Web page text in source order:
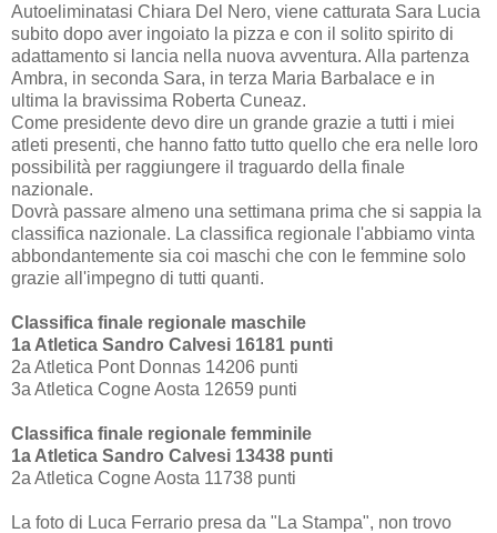
Autoeliminatasi Chiara Del Nero, viene catturata Sara Lucia
subito dopo aver ingoiato la pizza e con il solito spirito di
adattamento si lancia nella nuova avventura. Alla partenza
Ambra, in seconda Sara, in terza Maria Barbalace e in
ultima la bravissima Roberta Cuneaz.
Come presidente devo dire un grande grazie a tutti i miei
atleti presenti, che hanno fatto tutto quello che era nelle loro
possibilità per raggiungere il traguardo della finale
nazionale.
Dovrà passare almeno una settimana prima che si sappia la
classifica nazionale. La classifica regionale l'abbiamo vinta
abbondantemente sia coi maschi che con le femmine solo
grazie all'impegno di tutti quanti.
Classifica finale regionale maschile
1a Atletica Sandro Calvesi 16181 punti
2a Atletica Pont Donnas 14206 punti
3a Atletica Cogne Aosta 12659 punti
Classifica finale regionale femminile
1a Atletica Sandro Calvesi 13438 punti
2a Atletica Cogne Aosta 11738 punti
La foto di Luca Ferrario presa da "La Stampa", non trovo